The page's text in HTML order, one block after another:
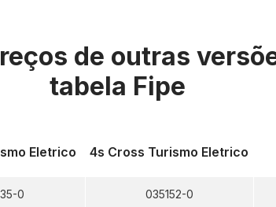
de outras
tabela Fipe
Eletrico
0
4s Cross Turismo Eletrico
035152-0